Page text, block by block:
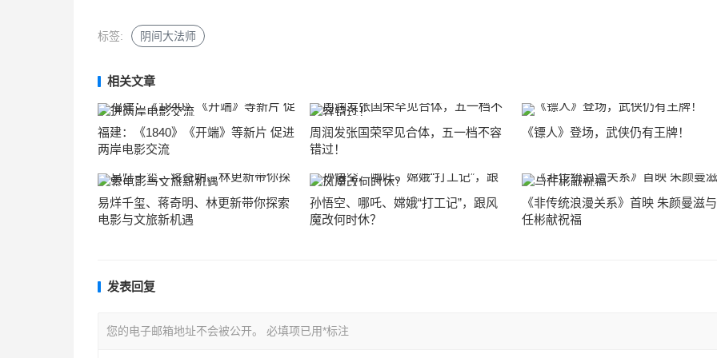
标签: 阴间大法师
相关文章
福建：《1840》《开端》等新片 促进
两岸电影交流
周润发张国荣罕见合体，五一档不容
错过！
《镖人》登场，武侠仍有王牌！
易烊千玺、蒋奇明、林更新带你探索
电影与文旅新机遇
孙悟空、哪吒、嫦娥“打工记”，跟风
魔改何时休？
《非传统浪漫关系》首映 朱颜曼滋与
任彬献祝福
发表回复
您的电子邮箱地址不会被公开。 必填项已用*标注